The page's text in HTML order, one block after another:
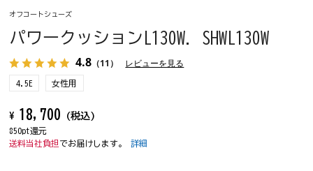
オフコートシューズ
パワークッションL130W. SHWL130W
4.8 （11） レビューを見る
4.5E 女性用
¥ 18,700 (税込)
850pt還元
送料当社負担 でお届けします。詳細